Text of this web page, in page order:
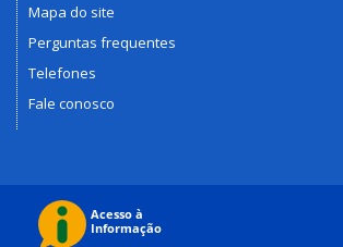
Mapa do site
Perguntas frequentes
Telefones
Fale conosco